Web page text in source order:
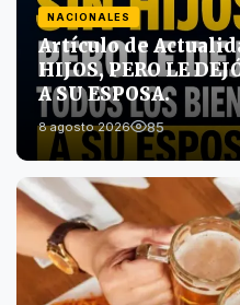
NACIONALES
Artículo de
HIJOS, PERO LE
A SU ESPOSA.
8 agosto 2026 85